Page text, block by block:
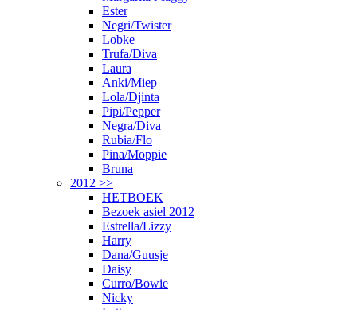
Ester
Negri/Twister
Lobke
Trufa/Diva
Laura
Anki/Miep
Lola/Djinta
Pipi/Pepper
Negra/Diva
Rubia/Flo
Pina/Moppie
Bruna
2012 >>
HETBOEK
Bezoek asiel 2012
Estrella/Lizzy
Harry
Dana/Guusje
Daisy
Curro/Bowie
Nicky